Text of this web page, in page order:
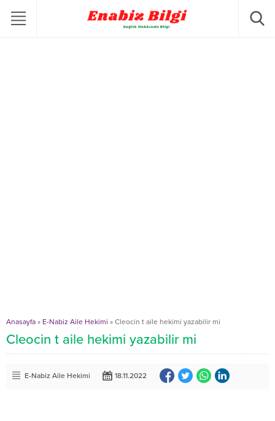
Anasayfa » E-Nabiz Aile Hekimi » Cleocin t aile hekimi yazabilir mi
Cleocin t aile hekimi yazabilir mi
E-Nabiz Aile Hekimi 18.11.2022